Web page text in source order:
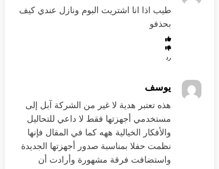
طيب اذا انا اشتريت البوم ونازل عندي كيف
بحذفو
رد
يوسف
هذه تعتبر هدية لا غير من الشركة آبل إلى
مستخدمي أجهزتها فقط لا داعي للتحاليل
والأفكار الخيالية ههه كما في المقال فإنها
نظمت حفلا بمناسبة صدور أجهزتها الجديدة
واستضافت فرقة مشهورة وأرادت أن